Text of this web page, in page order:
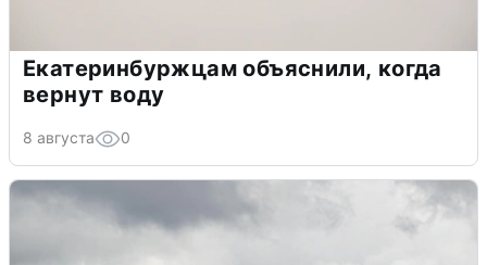
Екатеринбуржцам объяснили, когда
вернут воду
8 августа 0